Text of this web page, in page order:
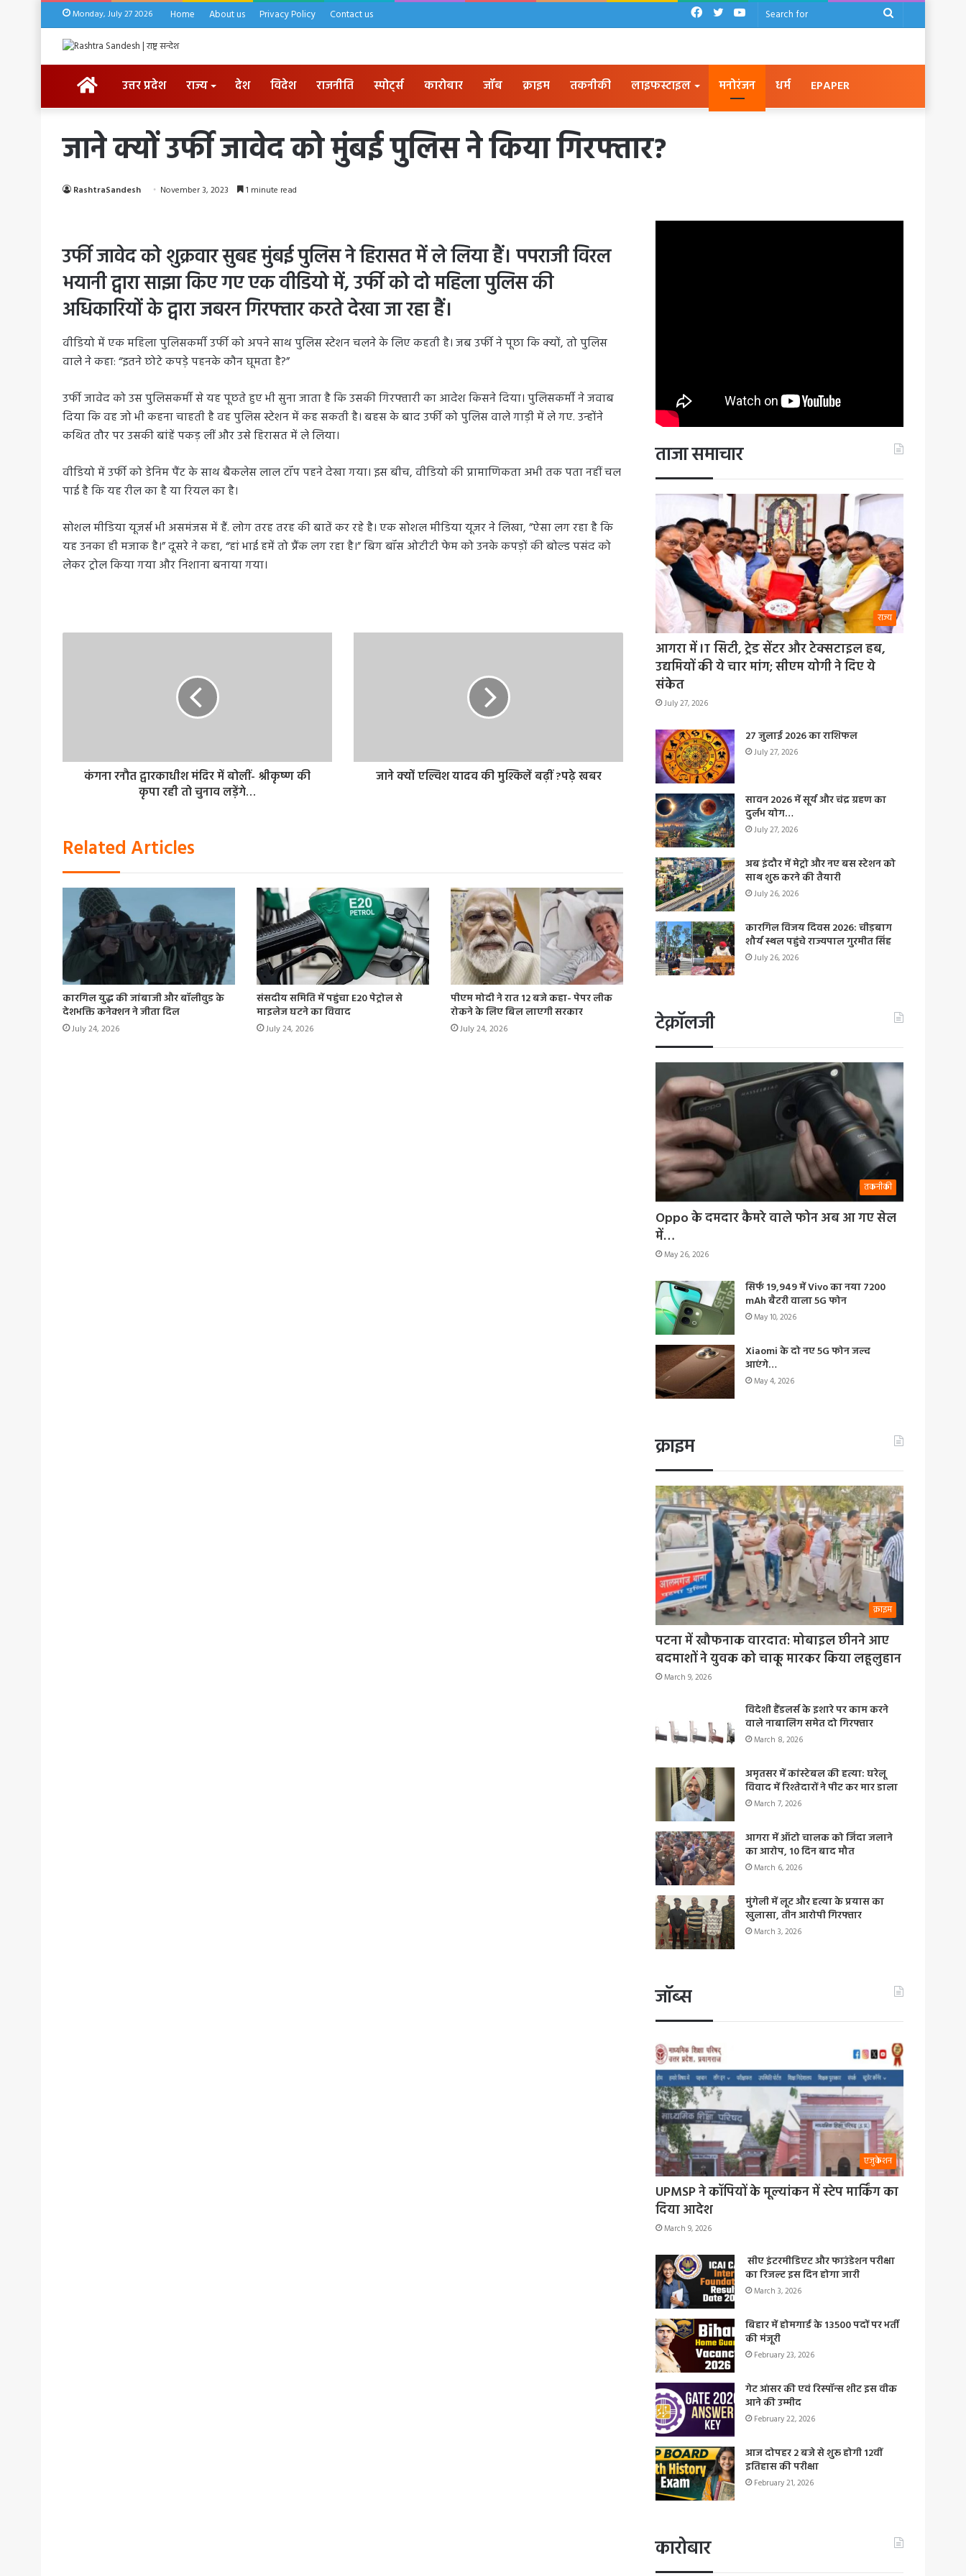
Monday, July 27 2026 Home About us Privacy Policy Contact us
Search
YouTube
Twitter
Facebook
HOMEउत्तर प्रदेश राज्य देश विदेश राजनीति स्पोर्ट्स कारोबार जॉब क्राइम तकनीकी लाइफस्टाइल मनोरंजन धर्म EPAPER
जाने क्यों उर्फी जावेद को मुंबई पुलिस ने किया गिरफ्तार?
RashtraSandesh November 3, 2023 1 minute read
उर्फी जावेद को शुक्रवार सुबह मुंबई पुलिस ने हिरासत में ले लिया हैं। पपराजी विरल
भयानी द्वारा साझा किए गए एक वीडियो में, उर्फी को दो महिला पुलिस की
अधिकारियों के द्वारा जबरन गिरफ्तार करते देखा जा रहा हैं।
वीडियो में एक महिला पुलिसकर्मी उर्फी को अपने साथ पुलिस स्टेशन चलने के लिए कहती है। जब उर्फी ने पूछा कि क्यों, तो पुलिस
वाले ने कहा: “इतने छोटे कपड़े पहनके कौन घूमता है?”
उर्फी जावेद को उस पुलिसकर्मी से यह पूछते हुए भी सुना जाता है कि उसकी गिरफ्तारी का आदेश किसने दिया। पुलिसकर्मी ने जवाब
दिया कि वह जो भी कहना चाहती है वह पुलिस स्टेशन में कह सकती है। बहस के बाद उर्फी को पुलिस वाले गाड़ी में ले गए. उन्होंने
कथित तौर पर उसकी बांहें पकड़ लीं और उसे हिरासत में ले लिया।
वीडियो में उर्फी को डेनिम पैंट के साथ बैकलेस लाल टॉप पहने देखा गया। इस बीच, वीडियो की प्रामाणिकता अभी तक पता नहीं चल
पाई है कि यह रील का है या रियल का है।
सोशल मीडिया यूजर्स भी असमंजस में हैं. लोग तरह तरह की बातें कर रहे है। एक सोशल मीडिया यूजर ने लिखा, ”ऐसा लग रहा है कि
यह उनका ही मजाक है।” दूसरे ने कहा, “हां भाई हमें तो प्रैंक लग रहा है।” बिग बॉस ओटीटी फेम को उनके कपड़ों की बोल्ड पसंद को
लेकर ट्रोल किया गया और निशाना बनाया गया।
कंगना रनौत द्वारकाधीश मंदिर में बोलीं- श्रीकृष्ण की
कृपा रही तो चुनाव लड़ेंगे…
जाने क्यों एल्विश यादव की मुश्किलें बढ़ीं ?पढ़े खबर
Related Articles
कारगिल युद्ध की जांबाजी और बॉलीवुड के
देशभक्ति कनेक्शन ने जीता दिल
July 24, 2026
संसदीय समिति में पहुंचा E20 पेट्रोल से
माइलेज घटने का विवाद
July 24, 2026
पीएम मोदी ने रात 12 बजे कहा- पेपर लीक
रोकने के लिए बिल लाएगी सरकार
July 24, 2026
ताजा समाचार
राज्य
आगरा में IT सिटी, ट्रेड सेंटर और टेक्सटाइल हब,
उद्यमियों की ये चार मांग; सीएम योगी ने दिए ये
संकेत
July 27, 2026
27 जुलाई 2026 का राशिफल
July 27, 2026
सावन 2026 में सूर्य और चंद्र ग्रहण का
दुर्लभ योग…
July 27, 2026
अब इंदौर में मेट्रो और नए बस स्टेशन को
साथ शुरू करने की तैयारी
July 26, 2026
कारगिल विजय दिवस 2026: चीड़बाग
शौर्य स्थल पहुंचे राज्यपाल गुरमीत सिंह
July 26, 2026
टेक्नॉलजी
तकनीकी
Oppo के दमदार कैमरे वाले फोन अब आ गए सेल
में…
May 26, 2026
सिर्फ 19,949 में Vivo का नया 7200
mAh बैटरी वाला 5G फोन
May 10, 2026
Xiaomi के दो नए 5G फोन जल्द
आएंगे…
May 4, 2026
क्राइम
क्राइम
पटना में खौफनाक वारदात: मोबाइल छीनने आए
बदमाशों ने युवक को चाकू मारकर किया लहूलुहान
March 9, 2026
विदेशी हैंडलर्स के इशारे पर काम करने
वाले नाबालिग समेत दो गिरफ्तार
March 8, 2026
अमृतसर में कांस्टेबल की हत्या: घरेलू
विवाद में रिश्तेदारों ने पीट कर मार डाला
March 7, 2026
आगरा में ऑटो चालक को जिंदा जलाने
का आरोप, 10 दिन बाद मौत
March 6, 2026
मुंगेली में लूट और हत्या के प्रयास का
खुलासा, तीन आरोपी गिरफ्तार
March 3, 2026
जॉब्स
एजुकेशन
UPMSP ने कॉपियों के मूल्यांकन में स्टेप मार्किंग का
दिया आदेश
March 9, 2026
सीए इंटरमीडिएट और फाउंडेशन परीक्षा
का रिजल्ट इस दिन होगा जारी
March 3, 2026
बिहार में होमगार्ड के 13500 पदों पर भर्ती
की मंजूरी
February 23, 2026
गेट आंसर की एवं रिस्पॉन्स शीट इस वीक
आने की उम्मीद
February 22, 2026
आज दोपहर 2 बजे से शुरू होगी 12वीं
इतिहास की परीक्षा
February 21, 2026
कारोबार